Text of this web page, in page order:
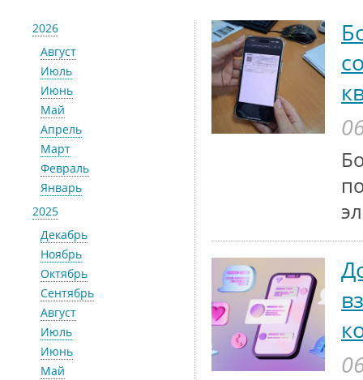
2026
Август
Июль
Июнь
Май
Апрель
Март
Февраль
Январь
2025
Декабрь
Ноябрь
Октябрь
Сентябрь
Август
Июль
Июнь
Май